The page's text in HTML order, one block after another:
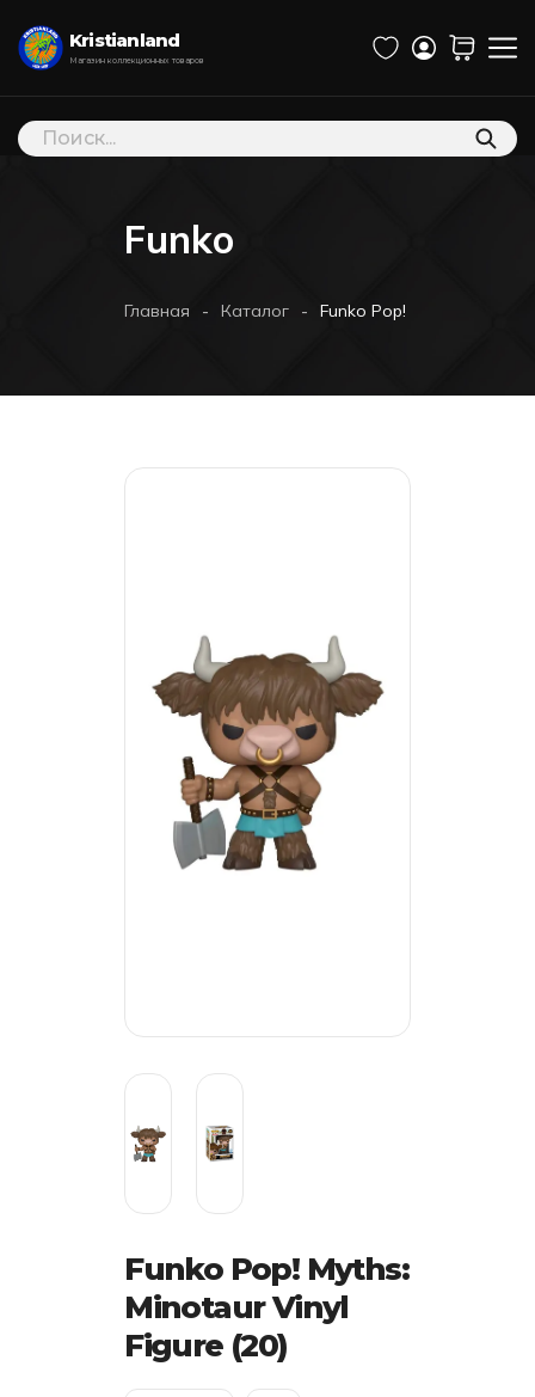
Kristianland
Магазин коллекционных товаров
Поиск
товаров
Funko
Главная - Каталог - Funko Pop! Myths:
Funko Pop! Myths:
Minotaur Vinyl
Figure (20)